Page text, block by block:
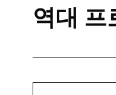
역대 프